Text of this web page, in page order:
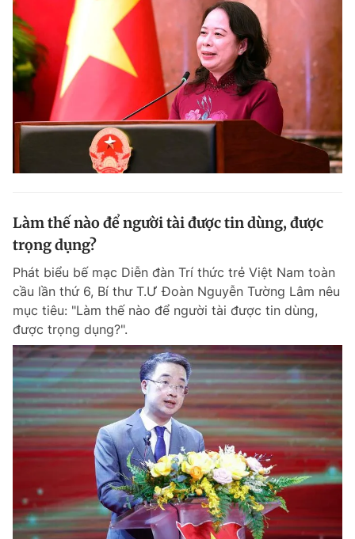
Làm thế nào để người tài được tin dùng, được
trọng dụng?
Phát biểu bế mạc Diễn đàn Trí thức trẻ Việt Nam toàn
cầu lần thứ 6, Bí thư T.Ư Đoàn Nguyễn Tường Lâm nêu
mục tiêu: "Làm thế nào để người tài được tin dùng,
được trọng dụng?".